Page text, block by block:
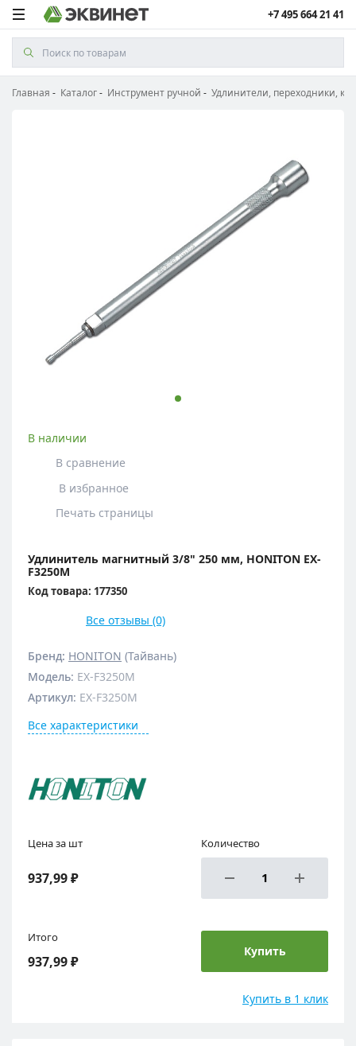
+7 495 664 21 41
Главная Каталог Инструмент ручной Удлинители, переходники,
В наличии
В сравнение
В избранное
Печать страницы
Удлинитель магнитный 3/8" 250 мм, HONITON EX-
F3250M
Код товара: 177350
Все отзывы (0)
Бренд: HONITON (Тайвань)
Модель: EX-F3250M
Артикул: EX-F3250M
Все характеристики
Цена за шт
937,99 ₽
Количество
Итого
937,99 ₽
Купить
Купить в 1 клик